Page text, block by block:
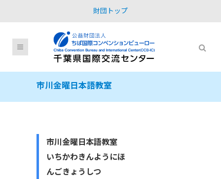
財団トップ
市川金曜日本語教室
市川金曜日本語教室
いちかわきんようにほ
んごきょうしつ